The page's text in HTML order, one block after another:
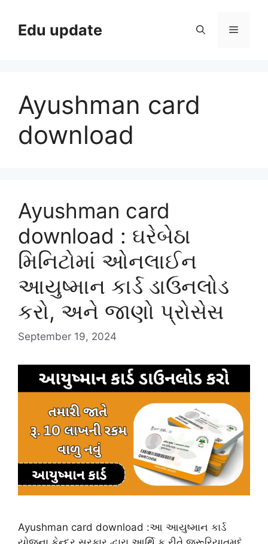
contentEdu update Menu
Ayushman card
download
Ayushman card
download : ઘરેબેઠા
મિનિટોમાં ઓનલાઈન
આયુષ્માન કાર્ડ ડાઉનલોડ
કરો, અને જાણો પ્રોસેસ
September 19, 2024
Ayushman card download :આ આયુષ્માન કાર્ડ